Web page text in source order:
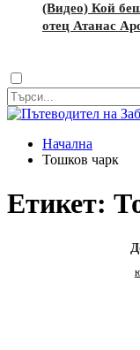
(Видео) Кой
отец Атанас
Dark
mode
Начална
Тошков чарк
Етикет: